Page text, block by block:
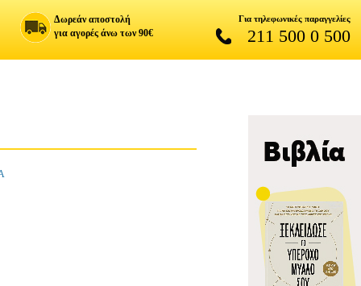
Δωρεάν αποστολή
για αγορές άνω των 90€
Για τηλεφωνικές παραγγελίες
211 500 0 500